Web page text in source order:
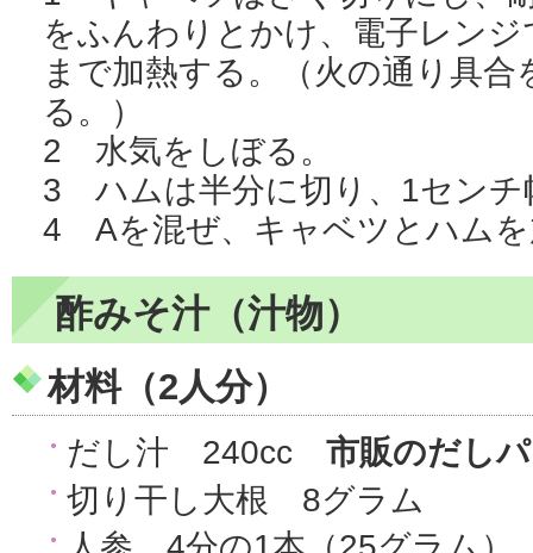
をふんわりとかけ、電子レン
まで加熱する。（火の通り具
る。）
2 水気をしぼる。
3 ハムは半分に切り、1センチ
4 Aを混ぜ、キャベツとハムを
酢みそ汁（汁物）
材料（2人分）
だし汁 240cc 市販のだし
切り干し大根 8グラム